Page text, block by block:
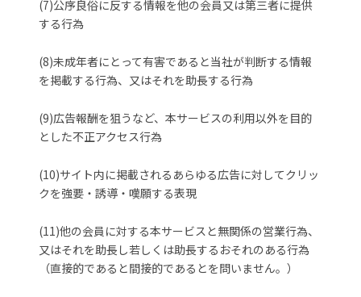
(7)公序良俗に反する情報を他の会員又は第三者に提供
する行為
(8)未成年者にとって有害であると当社が判断する情報
を掲載する行為、又はそれを助長する行為
(9)広告報酬を狙うなど、本サービスの利用以外を目的
とした不正アクセス行為
(10)サイト内に掲載されるあらゆる広告に対してクリッ
クを強要・誘導・嘆願する表現
(11)他の会員に対する本サービスと無関係の営業行為、
又はそれを助長し若しくは助長するおそれのある行為
（直接的であると間接的であるとを問いません。）